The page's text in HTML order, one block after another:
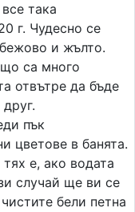
така
г. Чудесно се
и жълто.
са много
отвътре да бъде
пък
цветове в банята.
е, ако водата
случай ще ви се
бели петна